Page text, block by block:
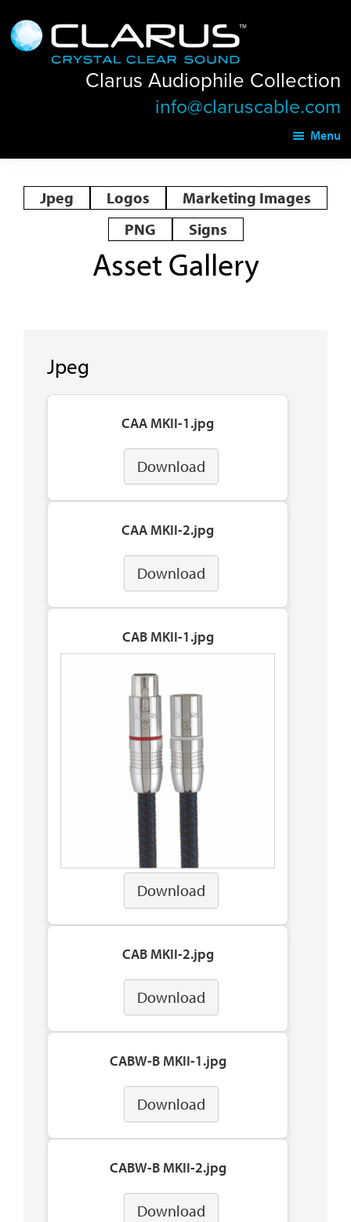
to
main
to
footer
Clarus
Audiophile
Collection
Clarus Audiophile Collection
info@claruscable.com
Menu
Jpeg Logos
Marketing Images
PNG
Signs
Asset Gallery
Jpeg
CAA MKII-1.jpg
Download
CAA MKII-2.jpg
Download
CAB MKII-1.jpg
Download
CAB MKII-2.jpg
Download
CABW-B MKII-1.jpg
Download
CABW-B MKII-2.jpg
Download